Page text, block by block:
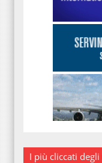
I più cliccati